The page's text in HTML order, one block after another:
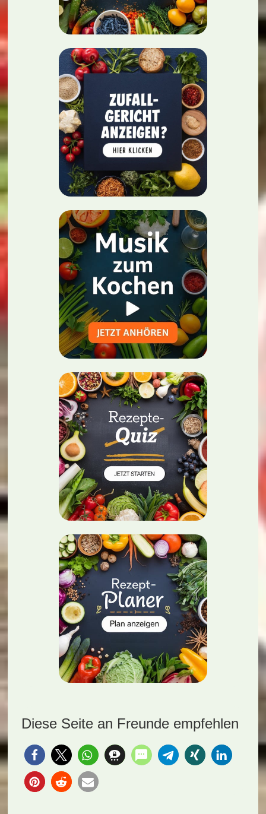
Diese Seite an Freunde empfehlen